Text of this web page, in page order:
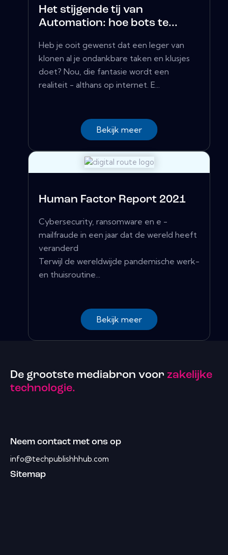
Het stijgende tij van
Automation: hoe bots te...
Heb je ooit gewenst dat een leger van
klonen al je ondankbare taken en klusjes
doet? Nou, die fantasie wordt een
realiteit - althans op internet. E...
Bekijk meer
Human Factor Report 2021
Cybersecurity, ransomware en e -
mailfraude in een jaar dat de wereld heeft
veranderd
Terwijl de wereldwijde pandemische werk-
en thuisroutine...
Bekijk meer
De grootste mediabron voor zakelijke
technologie.
Neem contact met ons op
info@techpublishhhub.com
Sitemap